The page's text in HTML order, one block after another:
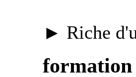
► Riche
formation